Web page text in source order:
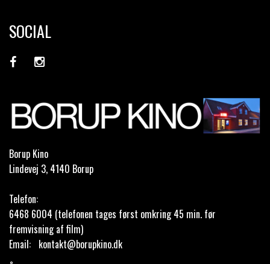
SOCIAL
Borup Kino
Lindevej 3, 4140 Borup
Telefon:
6468 6004 (telefonen tages først omkring 45 min. før
fremvisning af film)
Email: kontakt@borupkino.dk